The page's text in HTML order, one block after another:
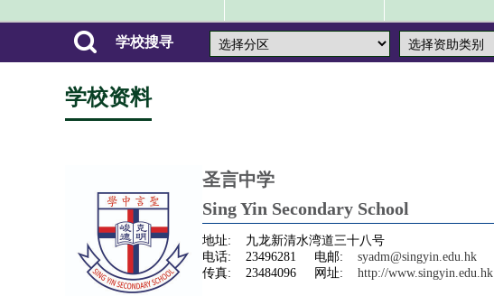
学校搜寻
学校资料
圣言中学
Sing Yin Secondary School
地址:
九龙新清水湾道三十八号
电话:
23496281 电邮:
syadm@singyin.edu.hk
传真:
23484096 网址: http://www.singyin.edu.hk